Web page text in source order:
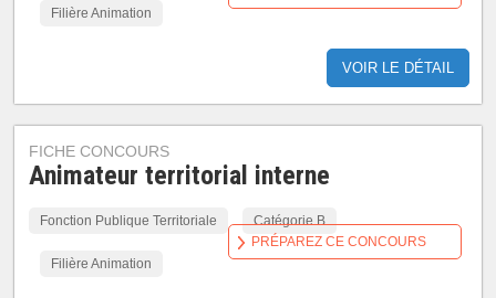
Filière Animation
VOIR LE DÉTAIL
FICHE CONCOURS
Animateur territorial interne
Fonction Publique Territoriale Catégorie B
Filière Animation
PRÉPAREZ CE CONCOURS